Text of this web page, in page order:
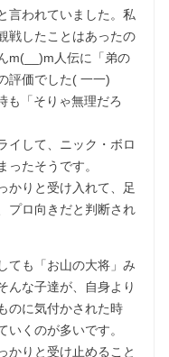
言われていました。私
戦したことはあったの
m(__)m人伝に「弟の
評価でした( 一一)
も「そりゃ無理だろ
イして、ニック・ボロ
ったそうです。
かりと受け入れて、足
プロ向きだと判断され
ても「お山の大将」み
んな子達が、自身より
のに気付かされた時
いくのが多いです。
かりと受け止めること